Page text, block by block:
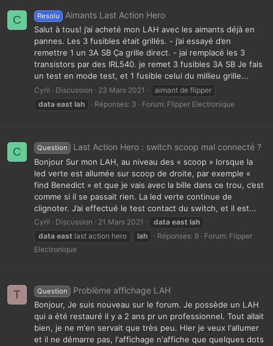
C Resolu Aimants Last Action Hero
Salut à tous! j’ai acheté mon LAH avec les aimants déjà en
pannes. Les 3 fusibles était grillés. - j’ai essayé d’en
remettre 1 un 3A SB Ça grille direct. - jai remplacé les 3
transistors par des IRL540. je remet 3 fusibles 3A SB Je fais
un test en mode test, et 1 fusible celui du millieu grille...
Cyril Discussion 23 Mars 2021
aimant de flipper
data east lah Réponses: 3 Forum: Flipper Electronique
C Question Last Action Hero : switch scoop mal connecté ?
Bonjour Sur mon LAH, au niveau des « scoop » lorsque la
led verte est allumée sur scoop de droite, par exemple «
find Benedict » et que je vais avec la bille dans ce trou, c’est
comme si il se passait rien. La led verte continue de
clignoter. J’ai effectué le test contact du switch, et il est...
Cyril Discussion 21 Mars 2021 data east lah
data east last action hero lah Réponses: 9 Forum: Flipper
Electronique
T Question Problème affichage LAH
Bonjour, Je suis nouveau sur le forum. Je possède un LAH
qui a été restauré il y a 2 ans pr un professionnel. Tout allait
bien, je ne m'en servait que très peu. Hier je veux l'allumer
et il ne démarre pas, l'affichage n'affiche que quelques dots